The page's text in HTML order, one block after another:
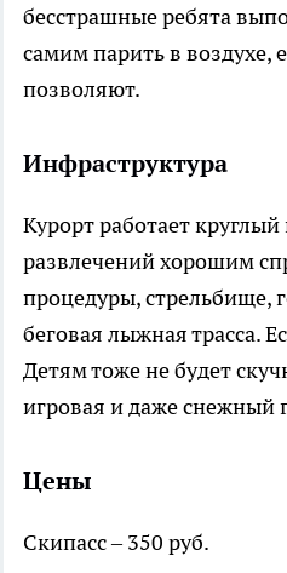
бесстрашные ребята
самим парить в воздухе,
позволяют.
Инфраструктура
Курорт работает
развлечений хорошим
процедуры, стрельбище,
беговая лыжная трасса.
Детям тоже не будет
игровая и даже снежный
Цены
Скипасс – 350 руб.